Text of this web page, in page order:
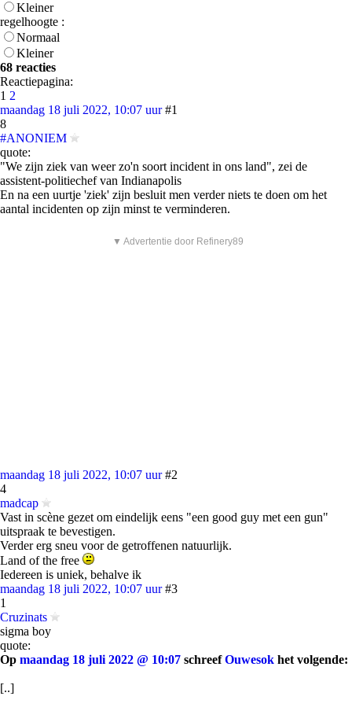
Kleiner
regelhoogte :
Normaal
Kleiner
68 reacties
Reactiepagina:
1 2
maandag 18 juli 2022, 10:07 uur #1
8
#ANONIEM
quote:
"We zijn ziek van weer zo'n soort incident in ons land", zei de
assistent-politiechef van Indianapolis
En na een uurtje 'ziek' zijn besluit men verder niets te doen om het
aantal incidenten op zijn minst te verminderen.
▼ Advertentie door Refinery89
maandag 18 juli 2022, 10:07 uur #2
4
madcap
Vast in scène gezet om eindelijk eens "een good guy met een gun"
uitspraak te bevestigen.
Verder erg sneu voor de getroffenen natuurlijk.
Land of the free
Iedereen is uniek, behalve ik
maandag 18 juli 2022, 10:07 uur #3
1
Cruzinats
sigma boy
quote:
Op maandag 18 juli 2022 @ 10:07 schreefOuwesok het volgende:
[..]